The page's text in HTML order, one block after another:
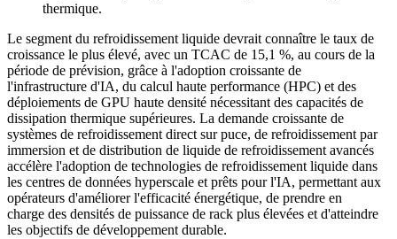
thermique.
Le segment du refroidissement liquide devrait connaître le taux de
croissance le plus élevé, avec un TCAC de 15,1 %, au cours de la
période de prévision, grâce à l'adoption croissante de
l'infrastructure d'IA, du calcul haute performance (HPC) et des
déploiements de GPU haute densité nécessitant des capacités de
dissipation thermique supérieures. La demande croissante de
systèmes de refroidissement direct sur puce, de refroidissement par
immersion et de distribution de liquide de refroidissement avancés
accélère l'adoption de technologies de refroidissement liquide dans
les centres de données hyperscale et prêts pour l'IA, permettant aux
opérateurs d'améliorer l'efficacité énergétique, de prendre en
charge des densités de puissance de rack plus élevées et d'atteindre
les objectifs de développement durable.